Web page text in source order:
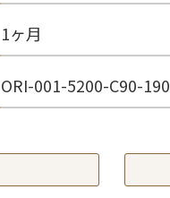
1ヶ月
ORI-001-5200-C90-